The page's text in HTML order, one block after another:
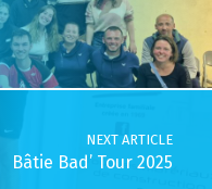
NEXT ARTICLE
Bâtie Bad’ Tour 2025